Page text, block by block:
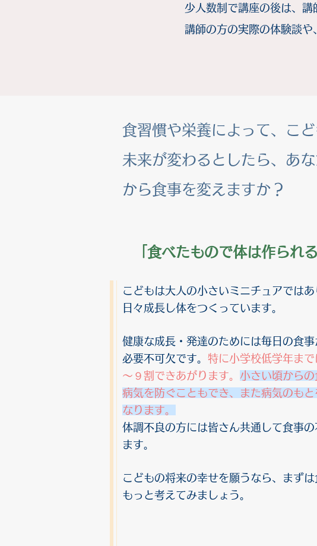
少人数制で講座の後は、講
講師の方の実際の体験談や
食習慣や栄養によって、こ
未来が変わるとしたら、あな
から食事を変えますか？
「食べたもので体は作られる
こどもは大人の小さいミニチュアではあ
日々成長し体をつくっています。
健康な成長・発達のためには毎日の食
必要不可欠です。 特に小学校低学年まで
～９ 割できあがります。 小さい頃から
病気を防ぐこともでき、また病気のもと
なります。
体調不良の方には皆さん共通して食事の
ます。
こどもの将来の幸せを願うなら、まず
もっと考えてみましょう。​